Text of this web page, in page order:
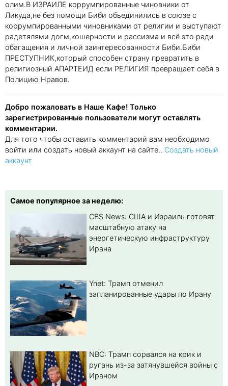
олим.В ИЗРАИЛЕ коррумпированные чиновники от
Ликуда,не без помощи Биби обьединились в союзе с
коррумпированными чиновниками от религии и выступают
радетялями догм,кошерности и рассизма и всё это ради
обагащения и личной заинтересованности Биби.Биби
ПРЕСТУПНИК,который способен страну превратить в
религиозный АПАРТЕИД если РЕЛИГИЯ превращает себя в
Полицию Нравов.
Добро пожаловать в Наше Кафе! Только
зарегистрированные пользователи могут оставлять
комментарии.
Для того чтобы оставить комментарий вам необходимо
войти или создать новый аккаунт на сайте.. Создать новый
аккаунт
Самое популярное за неделю:
CBS News: США и Израиль готовят
масштабную атаку на
энергетическую инфраструктуру
Ирана
Ynet: Трамп отменил
запланированные удары по Ирану
NBC: Трамп сорвался на крик и
ругань из-за затянувшейся войны с
Ираном